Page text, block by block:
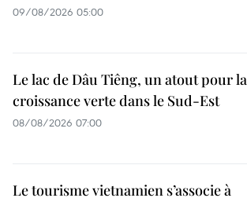
09/08/2026 05:00
Le lac de Dâu Tiêng, un atout pour la
croissance verte dans le Sud-Est
08/08/2026 07:00
Le tourisme vietnamien s’associe à